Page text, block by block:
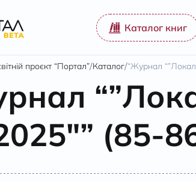
Каталог книг
проєкт “Портал”/Каталог/“Журнал
(85-